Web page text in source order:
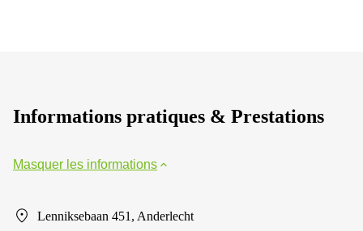
Informations pratiques & Prestations
Masquer les informations
Lenniksebaan 451, Anderlecht